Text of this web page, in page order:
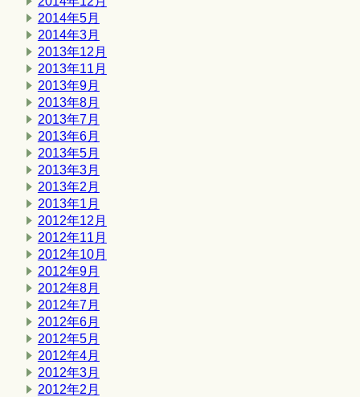
2014年5月
2014年3月
2013年12月
2013年11月
2013年9月
2013年8月
2013年7月
2013年6月
2013年5月
2013年3月
2013年2月
2013年1月
2012年12月
2012年11月
2012年10月
2012年9月
2012年8月
2012年7月
2012年6月
2012年5月
2012年4月
2012年3月
2012年2月